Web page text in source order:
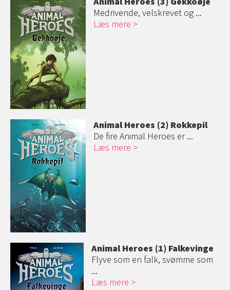
Medrivende, velskrevet og ...
Læs mere
Animal Heroes (2) Rokkepil
De fire Animal Heroes er ...
Læs mere
Animal Heroes (1) Falkevinge
Flyve som en falk, svømme som
...
Læs mere